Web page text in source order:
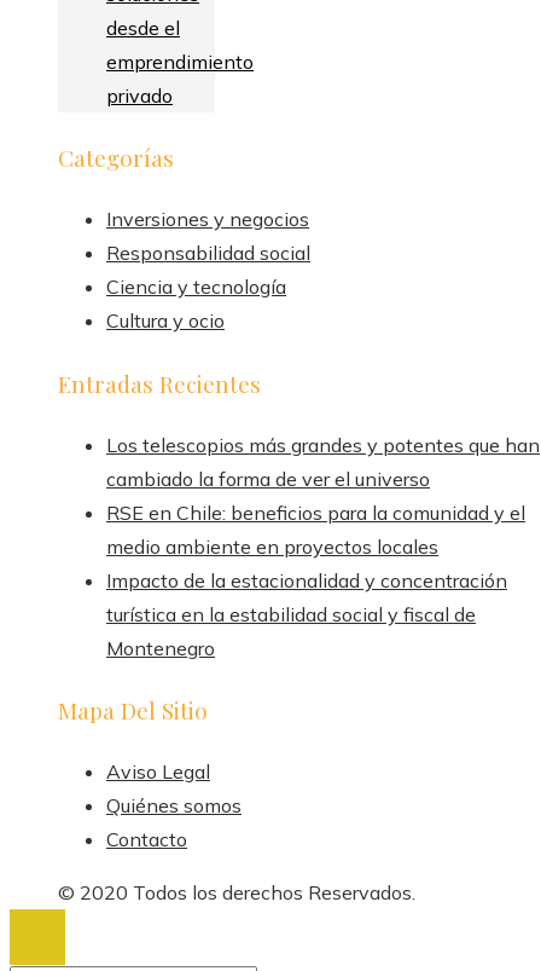
desde el
emprendimiento
privado
Categorías
Inversiones y negocios
Responsabilidad social
Ciencia y tecnología
Cultura y ocio
Entradas Recientes
Los telescopios más grandes y potentes que han
cambiado la forma de ver el universo
RSE en Chile: beneficios para la comunidad y el
medio ambiente en proyectos locales
Impacto de la estacionalidad y concentración
turística en la estabilidad social y fiscal de
Montenegro
Mapa Del Sitio
Aviso Legal
Quiénes somos
Contacto
© 2020 Todos los derechos Reservados.